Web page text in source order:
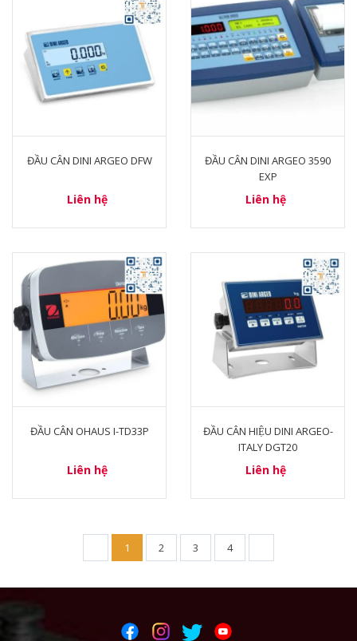
ĐẦU CÂN DINI ARGEO DFW
Liên hệ
ĐẦU CÂN DINI ARGEO 3590
EXP
Liên hệ
ĐẦU CÂN OHAUS I-TD33P
Liên hệ
ĐẦU CÂN HIỆU DINI ARGEO-
ITALY DGT20
Liên hệ
1 2 3 4